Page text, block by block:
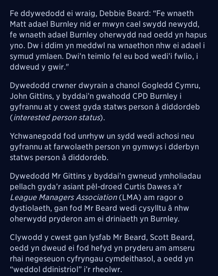
Fe ddywedodd ei wraig, Debbie Beard: “Fe wnaeth
Matt adael Burnley nid er mwyn cael swydd newydd,
fe wnaeth adael Burnley oherwydd nad oedd yn hapus
yno. Dw i ddim yn meddwl na wnaethon nhw ei adael i
symud ymlaen. Dwi’n teimlo fel eu bod wedi’i fwlio, i
ddweud y gwir."
Dywedodd crwner dwyrain a chanol Gogledd Cymru,
John Gittins, y byddai’n gwahodd CPD Burnley i
gyfrannu at y cwest gyda statws person â diddordeb
(interested person status).
Ychwanegodd fod unrhyw un sydd wedi achosi neu
gyfrannu at farwolaeth person yn gymwys i dderbyn
statws person â diddordeb.
Dywedodd Mr Gittins y byddai’n gwneud ymholiadau
pellach gyda’r asiant pêl-droed Curtis Dawes a’r
League Managers Association(LMA) am ragor o
dystiolaeth, gan fod Mr Beard wedi cysylltu â nhw
oherwydd pryderon am ei driniaeth yn Burnley.
Clywodd y cwest gan lysfab Mr Beard, Scott Beard,
oedd yn dweud ei fod hefyd yn pryderu am amseru
rhai negeseuon cyfryngau cymdeithasol, a oedd yn
“weddol ddinistriol” i’r rheolwr.